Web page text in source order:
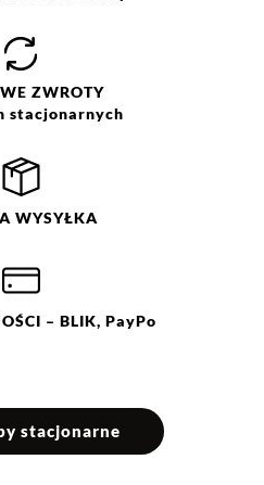
ZWROTY
stacjonarnych
WYSYŁKA
– BLIK, PayPo
stacjonarne